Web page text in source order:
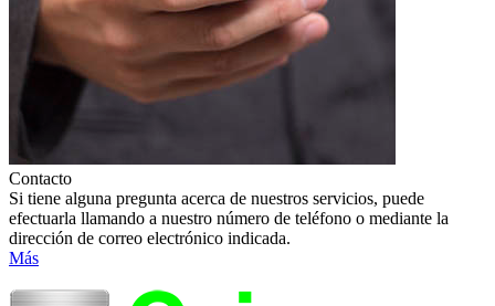
Contacto
Si tiene alguna pregunta acerca de nuestros servicios, puede
efectuarla llamando a nuestro número de teléfono o mediante la
dirección de correo electrónico indicada.
Más